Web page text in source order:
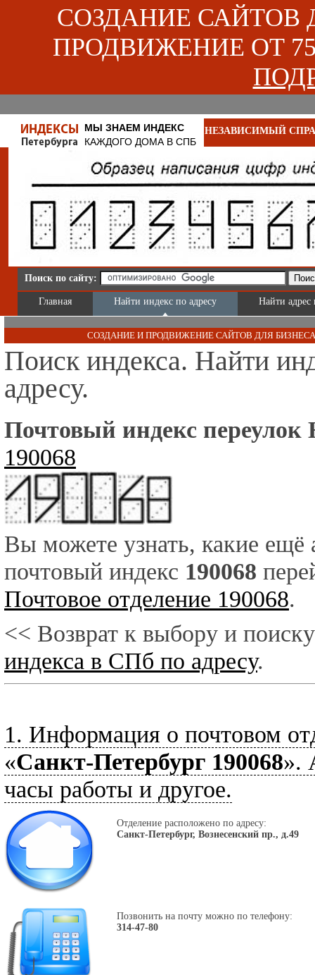
СОЗДАНИЕ САЙТОВ
ПРОДВИЖЕНИЕ ОТ
МЫ ЗНАЕМ ИНДЕКС
КАЖДОГО ДОМА В СПБ
НЕЗАВИСИМЫЙ
Поиск по сайту:
Главная Найти индекс по адресу Найти адрес
СОЗДАНИЕ И ПРОДВИЖЕНИЕ САЙТОВ ДЛЯ
Поиск индекса. Найти
адресу.
Почтовый индекс переулок
190068
Вы можете узнать, какие ещё
почтовый индекс 190068
Почтовое отделение 190068.
<< Возврат к выбору и
индекса в СПб по адресу.
1. Информация о почтовом
«Санкт-Петербург 190068».
часы работы и другое.
Отделение расположено по адресу:
Санкт-Петербург, Вознесенский пр., д.49
Позвонить на почту можно по телефону:
314-47-80